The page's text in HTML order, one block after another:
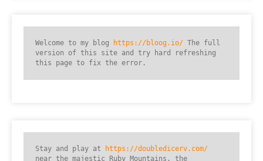
Welcome to my blog https://bloog.io/ The full
version of this site and try hard refreshing
this page to fix the error.
Stay and play at
https://doubledicerv.com/
near the majestic Ruby Mountains, the